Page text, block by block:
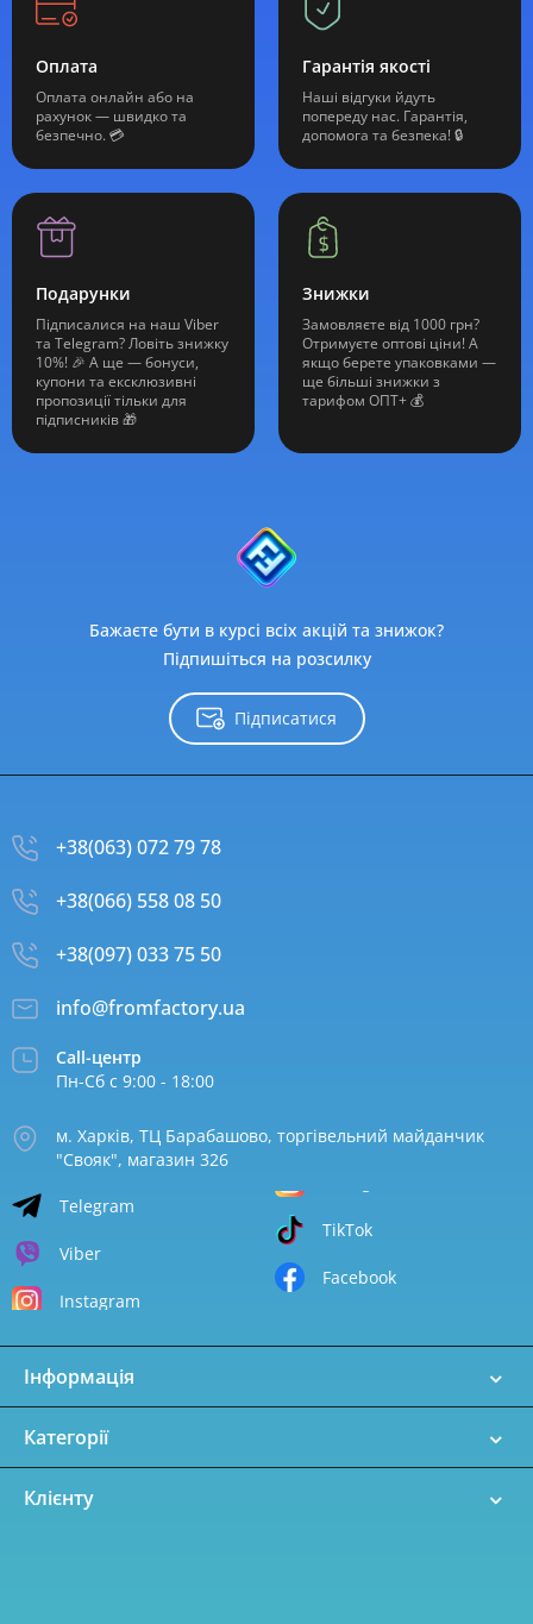
Оплата
Оплата онлайн або на
рахунок — швидко та
безпечно. 💳
Гарантія якості
Наші відгуки йдуть
попереду нас. Гарантія,
допомога та безпека! 🔒
Подарунки
Підписалися на наш Viber
та Telegram? Ловіть знижку
10%! 🎉 А ще — бонуси,
купони та ексклюзивні
пропозиції тільки для
підписників 🎁
Знижки
Замовляєте від 1000 грн?
Отримуєте оптові ціни! А
якщо берете упаковками —
ще більші знижки з
тарифом ОПТ+ 💰
Бажаєте бути в курсі всіх акцій та знижок?
Підпишіться на розсилку
Підписатися
+38(063) 072 79 78
+38(066) 558 08 50
+38(097) 033 75 50
info@fromfactory.ua
Call-центр
Пн-Сб с 9:00 - 18:00
м. Харків, ТЦ Барабашово, торгівельний майданчик
"Свояк", магазин 326
Telegram
Viber
Instagram
TikTok
Facebook
Інформація
Категорії
Клієнту